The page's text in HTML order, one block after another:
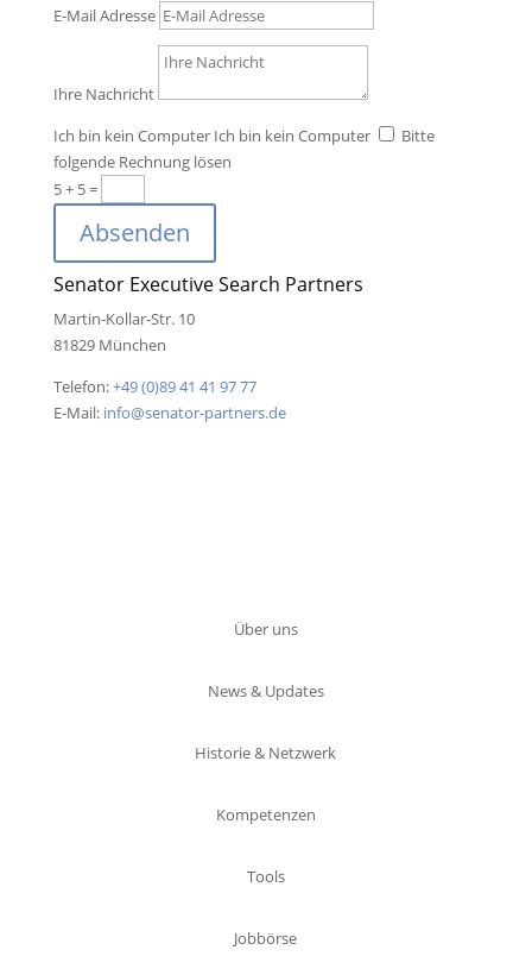
E-Mail Adresse
Ihre Nachricht
Ich bin kein Computer Ich bin kein Computer
Bitte
folgende Rechnung lösen
5 + 5=
Absenden
Senator Executive Search Partners
Martin-Kollar-Str. 10
81829 München
Telefon:+49 (0)89 41 41 97 77
E-Mail: info@senator-partners.de
Über uns
News & Updates
Historie & Netzwerk
Kompetenzen
Tools
Jobbörse